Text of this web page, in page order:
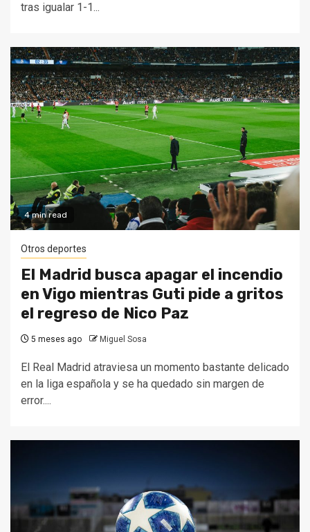
tras igualar 1-1...
4 min read
Otros deportes
El Madrid busca apagar el incendio
en Vigo mientras Guti pide a gritos
el regreso de Nico Paz
5 meses ago Miguel Sosa
El Real Madrid atraviesa un momento bastante delicado
en la liga española y se ha quedado sin margen de
error....